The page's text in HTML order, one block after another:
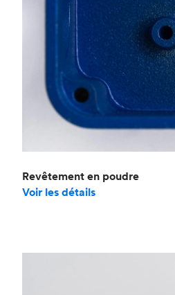
Revêtement en poudre
Voir les détails